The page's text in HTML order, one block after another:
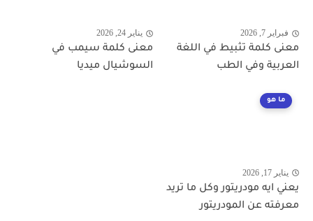
فبراير 7, 2026
معنى كلمة تثبيط في اللغة
العربية وفي الطب
يناير 24, 2026
معنى كلمة سيمب في
السوشيال ميديا
ما هو
يناير 17, 2026
يعني ايه مودريتور وكل ما تريد
معرفته عن المودريتور